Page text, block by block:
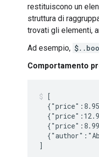
restituiscono un
struttura di
trovati gli elementi,
Ad esempio,
Comportamento
[